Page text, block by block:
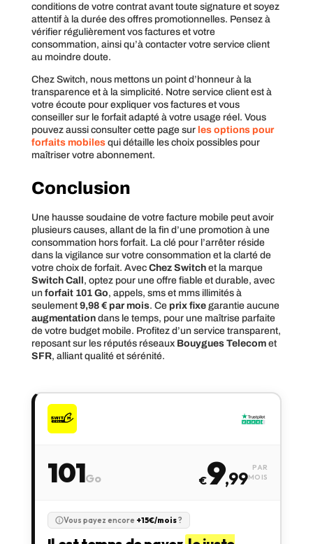
conditions de votre contrat avant toute signature et soyez
attentif à la durée des offres promotionnelles. Pensez à
vérifier régulièrement vos factures et votre
consommation, ainsi qu’à contacter votre service client
au moindre doute.
Chez Switch, nous mettons un point d’honneur à la
transparence et à la simplicité. Notre service client est à
votre écoute pour expliquer vos factures et vous
conseiller sur le forfait adapté à votre usage réel. Vous
pouvez aussi consulter cette page sur les options pour
forfaits mobilesqui détaille les choix possibles pour
maîtriser votre abonnement.
Conclusion
Une hausse soudaine de votre facture mobile peut avoir
plusieurs causes, allant de la fin d’une promotion à une
consommation hors forfait. La clé pour l’arrêter réside
dans la vigilance sur votre consommation et la clarté de
votre choix de forfait. Avec Chez Switchet la marque
Switch Call, optez pour une offre fiable et durable, avec
un forfait 101 Go, appels, sms et mms illimités à
seulement 9,98 € par mois. Ce prix fixegarantie aucune
augmentationdans le temps, pour une maîtrise parfaite
de votre budget mobile. Profitez d’un service transparent,
reposant sur les réputés réseaux Bouygues Telecomet
SFR, alliant qualité et sérénité.
101Go €9,99
PAR
MOIS
Vous payez encore +15€/mois?